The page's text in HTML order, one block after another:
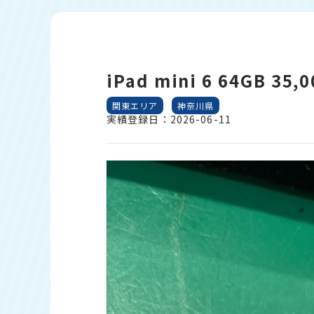
iPad mini 6 64GB
関東エリア 神奈川県
実績登録日：2026-06-11